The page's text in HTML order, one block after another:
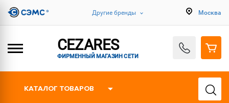
Другие бренды Москва
CEZARES
ФИРМЕННЫЙ МАГАЗИН СЕТИ
КАТАЛОГ ТОВАРОВ